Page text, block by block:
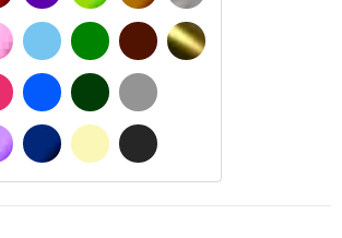
ROSA
FUCHSIA
PURPLE
BLEU CLAIR
BLAU
BLEU FONCÉ
VERT
VERT FONCÉ
BEIGE
BRUN FONCÉ
GRIS CLAIR
GRIS FONCÉ
OR